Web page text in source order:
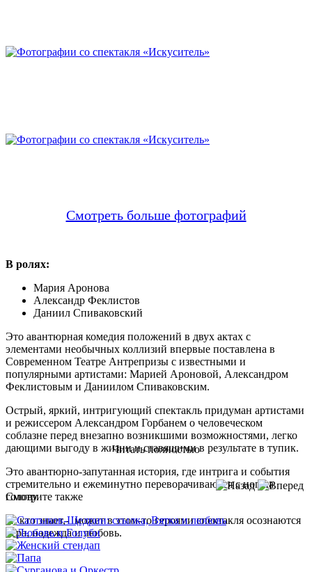
Смотреть больше фотографий
В ролях:
Мария Аронова
Александр Феклистов
Даниил Спиваковский
Это авантюрная комедия положений в двух актах с
элементами необычных коллизий впервые поставлена в
Современном Театре Антрепризы с известными и
популярными артистами: Марией Ароновой, Александром
Феклистовым и Даниилом Спиваковским.
Острый, яркий, интригующий спектакль придуман артистами
и режиссером Александром Горбанем о человеческом
соблазне перед внезапно возникшими возможностями, легко
дающими выгоду в жизни и ставящими в результате в тупик.
Это авантюрно-запутанная история, где интрига и события
стремительно и ежеминутно переворачиваются с ног на
голову.
И, кто знает,- может в этом-то героями спектакля осознаются
вера, надежда и любовь.
Читать полностью
Смотрите также